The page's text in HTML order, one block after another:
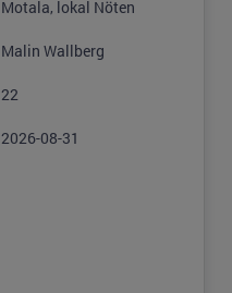
Motala, lokal Nöten
Malin Wallberg
22
2026-08-31